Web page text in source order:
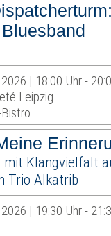
| 18:00 Uhr -
Leipzig
Klangvielfalt
Trio Alkatrib
| 19:30 Uhr -